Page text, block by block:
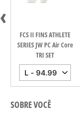
FCS II FINS ATHLETE
SERIES JW PC Air Core
TRI SET
‹
SOBRE VOCÊ